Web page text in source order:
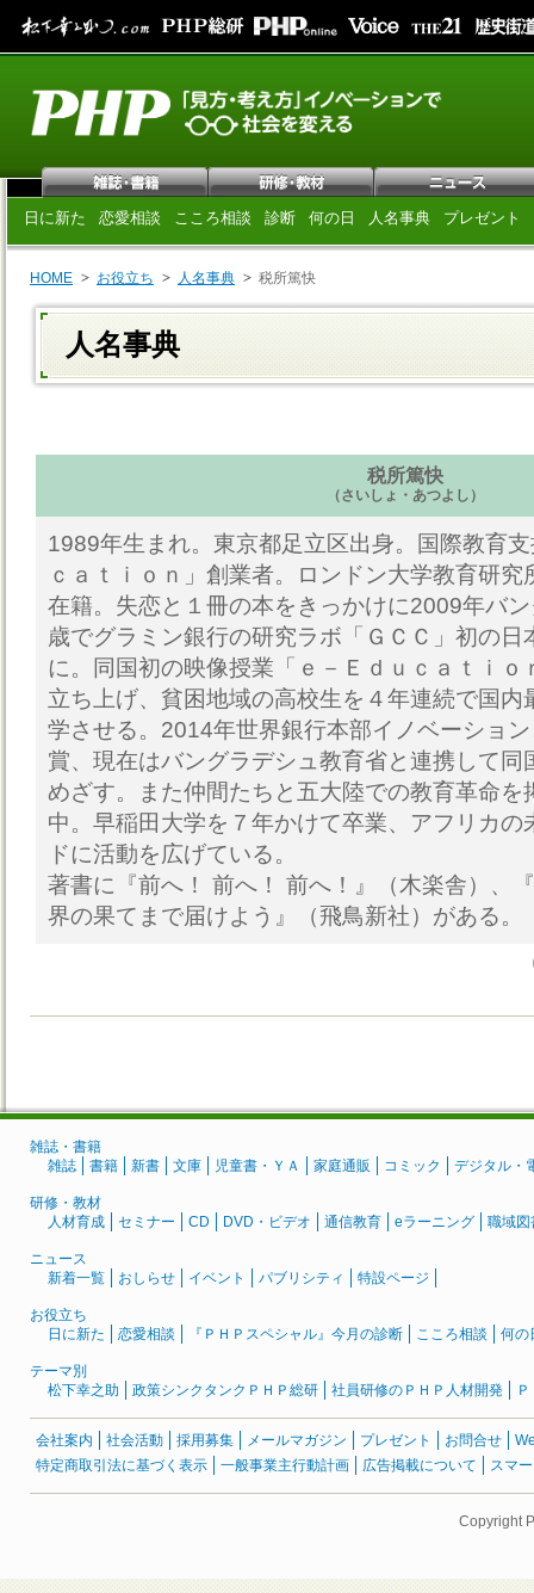
日に新た 恋愛相談 こころ相談 診断 何の日 人名事典 プレゼント
HOME お役立ち 人名事典 税所篤快
人名事典
税所篤快
（さいしょ・あつよし）
1989年生まれ。東京都足立区出身。国際教育
ｃａｔｉｏｎ」創業者。ロンドン大学教育研
在籍。失恋と１冊の本をきっかけに2009年バ
歳でグラミン銀行の研究ラボ「ＧＣＣ」初の日
に。同国初の映像授業「ｅ－Ｅｄｕｃａｔｉｏ
立ち上げ、貧困地域の高校生を４年連続で国内
学させる。2014年世界銀行本部イノベーショ
賞、現在はバングラデシュ教育省と連携して同
めざす。また仲間たちと五大陸での教育革命を
中。早稲田大学を７年かけて卒業、アフリカの
ドに活動を広げている。
著書に『前へ！ 前へ！ 前へ！』（木楽舎）、
界の果てまで届けよう』（飛鳥新社）がある。
雑誌・書籍
雑誌
書籍 新書 文庫 児童書・ＹＡ 家庭通販 コミック デジタル・
研修・教材
人材育成
セミナー CD DVD・ビデオ 通信教育 eラーニング 職域図
ニュース
新着一覧
おしらせ イベント パブリシティ 特設ページ
お役立ち
日に新た
恋愛相談 『ＰＨＰスペシャル』今月の診断 こころ相談 何の
テーマ別
松下幸之助
政策シンクタンクＰＨＰ総研 社員研修のＰＨＰ人材開発
会社案内 社会活動 採用募集 メールマガジン プレゼント お問合せ
特定商取引法に基づく表示
一般事業主行動計画 広告掲載について スマ
Copyright